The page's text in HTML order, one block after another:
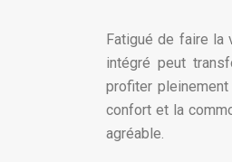
Fatigué de faire la
intégré peut
profiter
confort et la
agréable.